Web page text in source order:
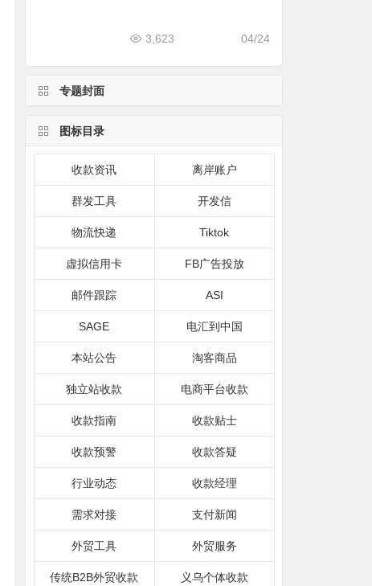
04/24
3,623
专题封面
图标目录
收款资讯 离岸账户
群发工具 开发信
物流快递 Tiktok
虚拟信用卡 FB广告投放
邮件跟踪 ASI
SAGE 电汇到中国
本站公告 淘客商品
独立站收款 电商平台收款
收款指南 收款贴士
收款预警 收款答疑
行业动态 收款经理
需求对接 支付新闻
外贸工具 外贸服务
传统B2B外贸收款 义乌个体收款